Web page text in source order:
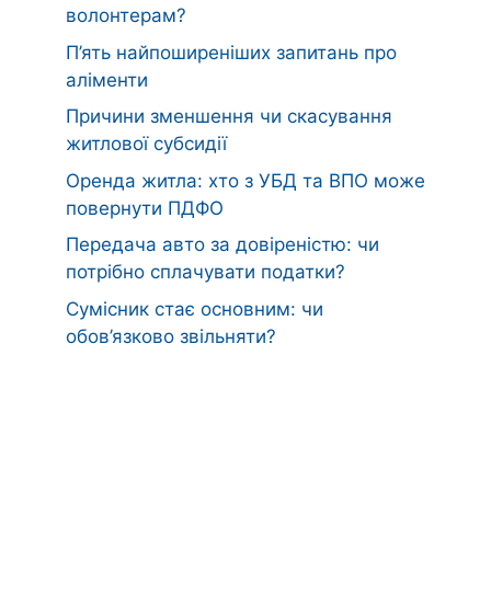
волонтерам?
П’ять найпоширеніших запитань про
аліменти
Причини зменшення чи скасування
житлової субсидії
Оренда житла: хто з УБД та ВПО може
повернути ПДФО
Передача авто за довіреністю: чи
потрібно сплачувати податки?
Сумісник стає основним: чи
обов’язково звільняти?